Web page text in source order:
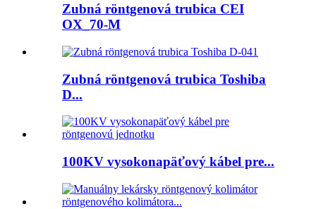
Zubná röntgenová trubica CEI
OX_70-M
Zubná röntgenová trubica Toshiba
D...
100KV vysokonapäťový kábel pre...